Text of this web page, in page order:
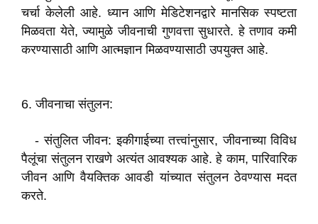
चर्चा केलेली आहे. ध्यान आणि मेडिटेशनद्वारे मानसिक स्पष्टता
मिळवता येते, ज्यामुळे जीवनाची गुणवत्ता सुधारते. हे तणाव कमी
करण्यासाठी आणि आत्मज्ञान मिळवण्यासाठी उपयुक्त आहे.
6. जीवनाचा संतुलन:
- संतुलित जीवन: इकीगाईच्या तत्त्वांनुसार, जीवनाच्या विविध
पैलूंचा संतुलन राखणे अत्यंत आवश्यक आहे. हे काम, पारिवारिक
जीवन आणि वैयक्तिक आवडी यांच्यात संतुलन ठेवण्यास मदत
करते.